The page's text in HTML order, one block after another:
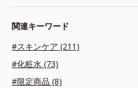
関連キーワード
#スキンケア (211)
#化粧水 (73)
#限定商品 (8)